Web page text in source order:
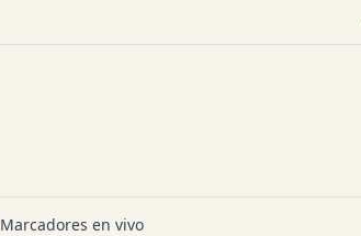
Marcadores en vivo